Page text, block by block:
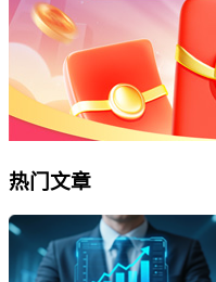
热门文章